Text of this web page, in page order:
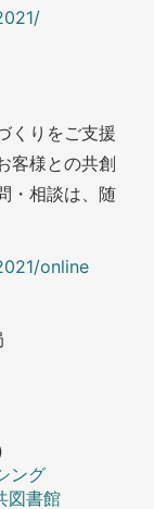
くりをご支援
客様との共創
・相談は、随
online
ング
図書館